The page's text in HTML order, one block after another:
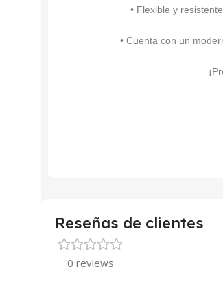
• Flexible y
• Cuenta con un
Reseñas de clientes
0 reviews